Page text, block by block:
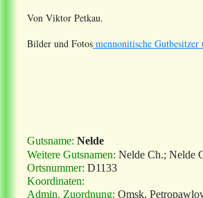
Von Viktor Petkau.
Bilder und Fotos mennonitische
Gutsname: Nelde
Weitere Gutsnamen: Nelde Ch.; Nelde
Ortsnummer: D1133
Koordinaten:
Admin. Zuordnung: Omsk,